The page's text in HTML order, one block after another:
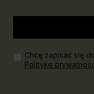
Chcę zapisać się
Politykę